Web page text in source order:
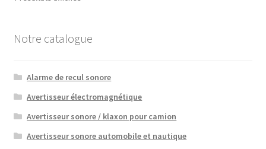
décroissant
Notre catalogue
Alarme de recul sonore
Avertisseur électromagnétique
Avertisseur sonore / klaxon pour camion
Avertisseur sonore automobile et nautique